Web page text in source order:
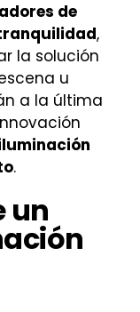
de
,
la solución
u
a la última
.
un